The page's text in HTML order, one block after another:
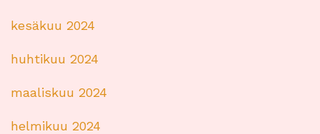
kesäkuu 2024
huhtikuu 2024
maaliskuu 2024
helmikuu 2024